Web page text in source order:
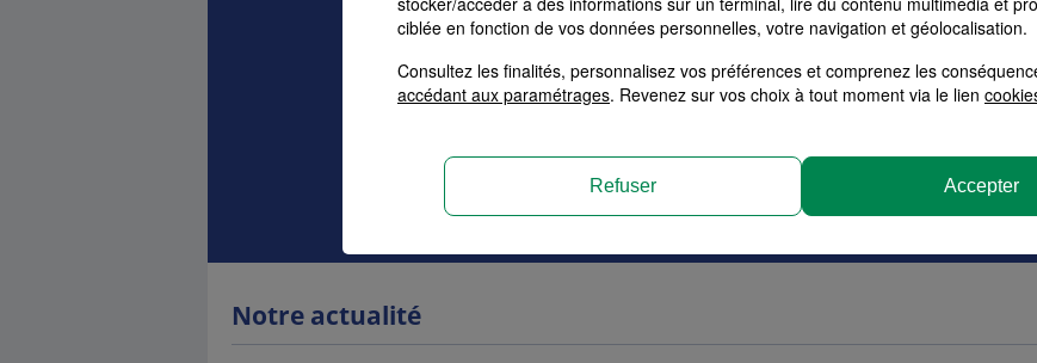
Auto Habitation
Devis assurances MMA Devis
Notre actualité
ciblée en fonction de vos données personnelles, votre navigation et géolocalisation.
Consultez les finalités, personnalisez vos préférences et comprenez les
accédant aux paramétrages. Revenez sur vos choix à tout moment via le lien
Refuser Accepter